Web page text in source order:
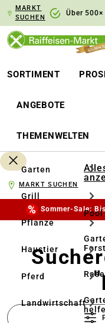
Zur
MARKT
SUCHEN
Über
SORTIMENT
ANGEBOTE
THEMENWELTEN
Garten
Grill
Pflanze
Haustier
Pferd
Landwirtschaft
Pool
MARKT SUCHEN
Sommer-Sale: